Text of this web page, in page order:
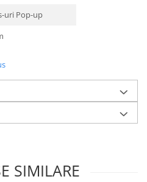
uri Pop-up
SIMILARE